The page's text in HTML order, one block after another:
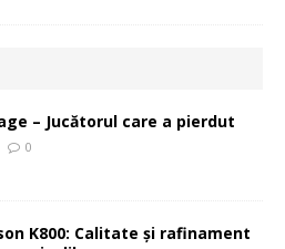
– Jucătorul care a pierdut
0
K800: Calitate şi rafinament